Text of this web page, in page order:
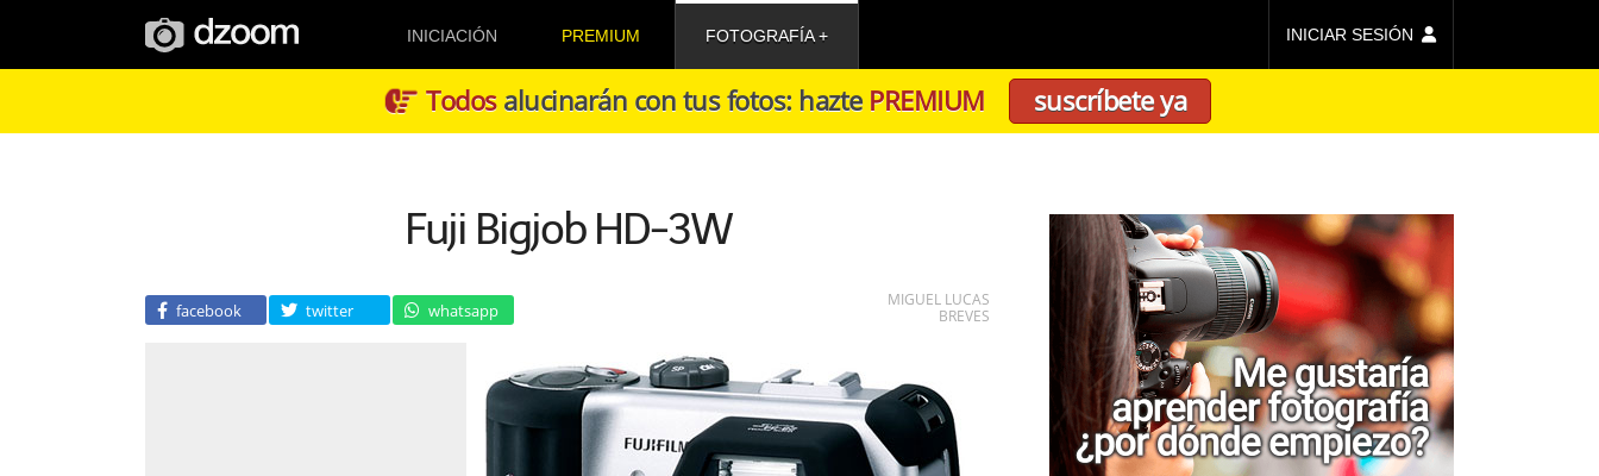
INICIACIÓN PREMIUM FOTOGRAFÍA INICIAR SESIÓN
Todosalucinarán con tus fotos: hazte PREMIUM suscríbete ya
Fuji Bigjob HD-3W
facebook twitter whatsapp
MIGUEL LUCAS
BREVES